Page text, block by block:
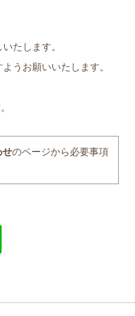
たします。
うお願いいたします。
せのページから必要事項